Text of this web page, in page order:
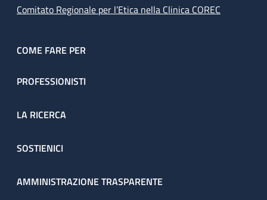
Comitato Regionale per l’Etica nella Clinica COREC
COME FARE PER
PROFESSIONISTI
LA RICERCA
SOSTIENICI
AMMINISTRAZIONE TRASPARENTE